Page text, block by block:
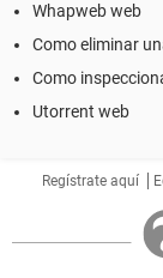
Whapweb web
Como eliminar
Como
Utorrent web
Regístrate aquí